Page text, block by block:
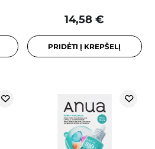
14,58 €
PRIDĖTI Į KREPŠELĮ